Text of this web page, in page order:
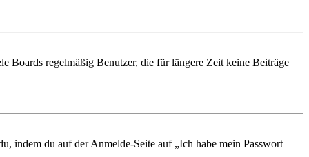
Boards regelmäßig Benutzer, die für längere Zeit keine Beiträge
indem du auf der Anmelde-Seite auf „Ich habe mein Passwort